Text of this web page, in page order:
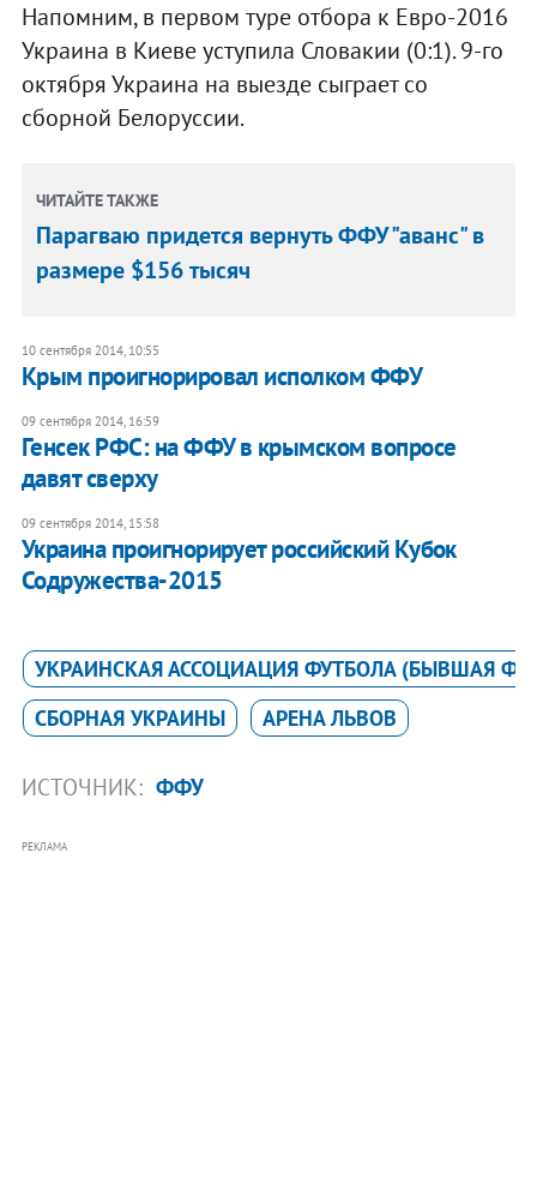
Напомним, в первом туре отбора к Евро-2016
Украина в Киеве уступила Словакии (0:1). 9-го
октября Украина на выезде сыграет со
сборной Белоруссии.
ЧИТАЙТЕ ТАКЖЕ
Парагваю придется вернуть ФФУ "аванс" в
размере $156 тысяч
10 сентября 2014, 10:55
Крым проигнорировал исполком ФФУ
09 сентября 2014, 16:59
Генсек РФС: на ФФУ в крымском вопросе
давят сверху
09 сентября 2014, 15:58
Украина проигнорирует российский Кубок
Содружества-2015
УКРАИНСКАЯ АССОЦИАЦИЯ ФУТБОЛА (БЫВШАЯ
СБОРНАЯ УКРАИНЫ
АРЕНА ЛЬВОВ
ИСТОЧНИК: ФФУ
РЕКЛАМА